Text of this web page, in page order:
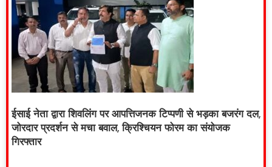
ईसाई नेता द्वारा शिवलिंग पर आपत्तिजनक टिप्पणी से भड़का बजरंग दल,
जोरदार प्रदर्शन से मचा बवाल, क्रिश्चियन फोरम का संयोजक
गिरफ्तार